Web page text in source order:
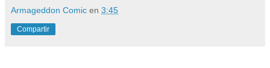
Armageddon Comic en 3:45
Compartir